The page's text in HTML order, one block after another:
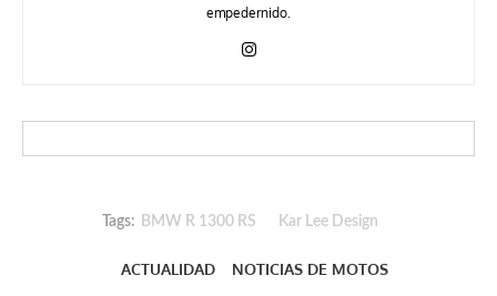
empedernido.
Tags: BMW R 1300 RS Kar Lee Design
ACTUALIDAD NOTICIAS DE MOTOS